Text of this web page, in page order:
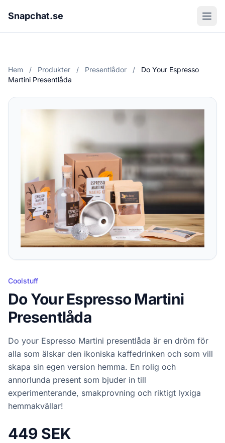
Snapchat.se
Hem / Produkter / Presentlådor /
Do Your Espresso
Martini Presentlåda
Coolstuff
Do Your Espresso Martini
Presentlåda
Do your Espresso Martini presentlåda är en dröm för
alla som älskar den ikoniska kaffedrinken och som vill
skapa sin egen version hemma. En rolig och
annorlunda present som bjuder in till
experimenterande, smakprovning och riktigt lyxiga
hemmakvällar!
449 SEK